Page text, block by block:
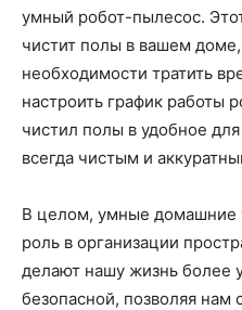
умный робот-пылесос.
чистит полы в вашем
необходимости тратить
настроить график работы
чистил полы в удобное
всегда чистым и
В целом, умные домашние
роль в организации
делают нашу жизнь более
безопасной, позволяя нам